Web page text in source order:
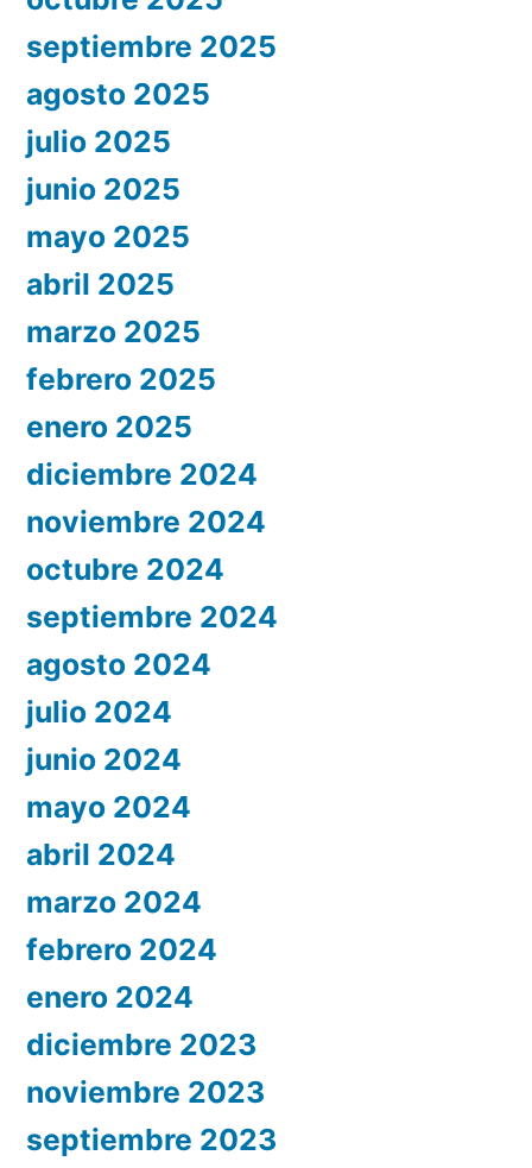
septiembre 2025
agosto 2025
julio 2025
junio 2025
mayo 2025
abril 2025
marzo 2025
febrero 2025
enero 2025
diciembre 2024
noviembre 2024
octubre 2024
septiembre 2024
agosto 2024
julio 2024
junio 2024
mayo 2024
abril 2024
marzo 2024
febrero 2024
enero 2024
diciembre 2023
noviembre 2023
septiembre 2023